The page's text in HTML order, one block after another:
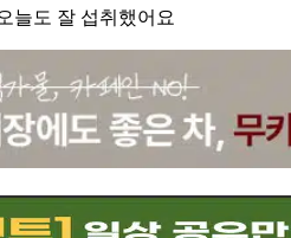
늘도 잘 섭취했어요